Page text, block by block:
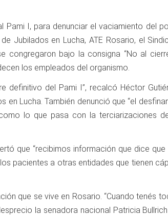
I, para denunciar el vaciamiento del
Jubilados en Lucha, ATE Rosario, el
congregaron bajo la consigna “No al
los empleados del organismo.
definitivo del Pami I”, recalcó Héctor
Lucha. También denunció que “el
lo que pasa con la terciarizaciones
que “recibimos información que dice
pacientes a otras entidades que tienen
que se vive en Rosario. “Cuando tenés
la senadora nacional Patricia